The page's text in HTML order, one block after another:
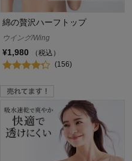
綿の贅沢ハーフトップ
ウイング/Wing
¥1,980
（税込）
(156)